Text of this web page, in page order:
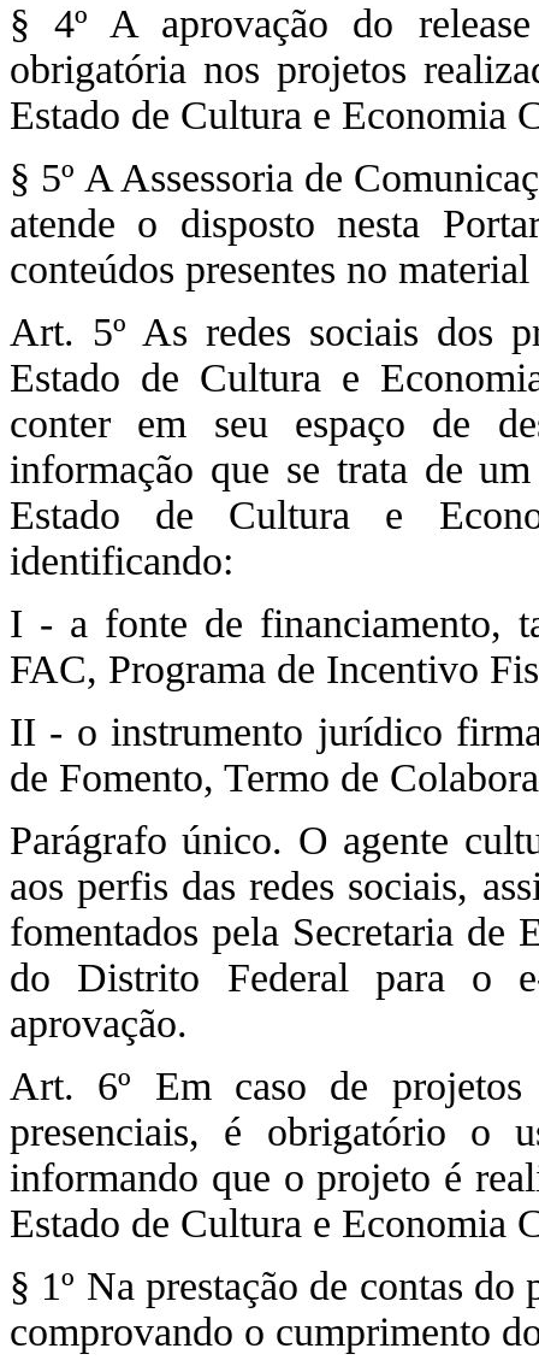
§ 4º A aprovação do
obrigatória nos projetos
Estado de Cultura e Economia
§ 5º A Assessoria de
atende o disposto nesta
conteúdos presentes no
Art. 5º As redes sociais dos
Estado de Cultura e
conter em seu espaço de
informação que se trata de
Estado de Cultura e
identificando:
I - a fonte de financiamento,
FAC, Programa de Incentivo
II - o instrumento jurídico
de Fomento, Termo de
Parágrafo único. O agente
aos perfis das redes sociais,
fomentados pela Secretaria de
do Distrito Federal para o
aprovação.
Art. 6º Em caso de projetos
presenciais, é obrigatório o
informando que o projeto é
Estado de Cultura e Economia
§ 1º Na prestação de contas
comprovando o cumprimento